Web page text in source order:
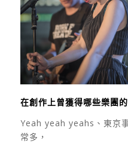
在創作上曾獲得哪些樂團
Yeah yeah yeahs、東京
常多，